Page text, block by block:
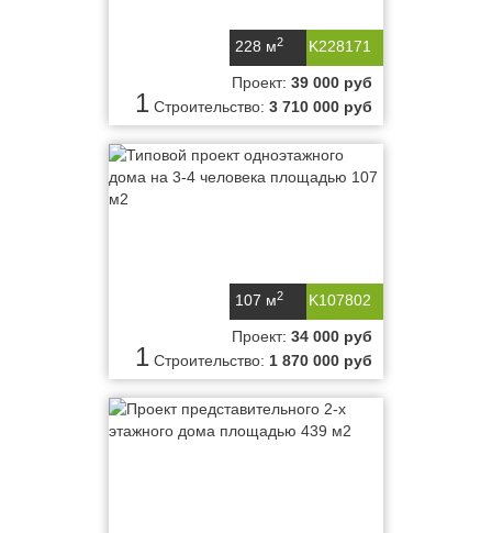
K228171
228 м2
1
Проект: 39 000 руб
Строительство: 3 710 000 руб
K107802
107 м2
1
Проект: 34 000 руб
Строительство: 1 870 000 руб